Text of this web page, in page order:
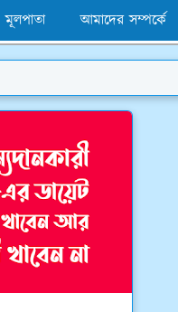
মূলপাতা আমাদের সম্পর্কে